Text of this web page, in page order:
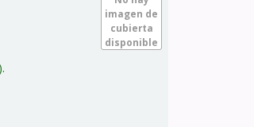
imagen de
cubierta
disponible